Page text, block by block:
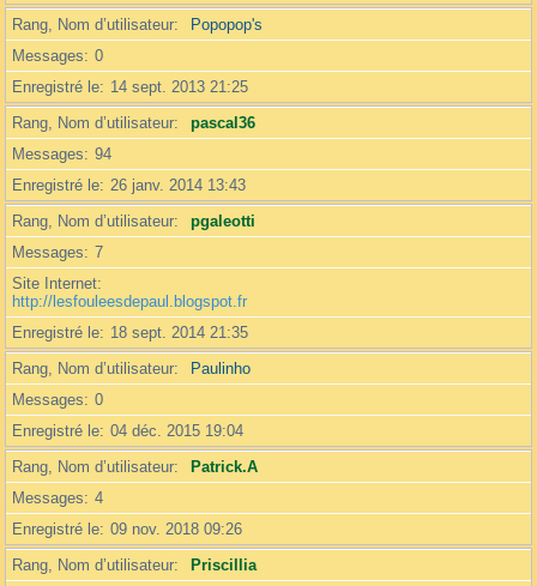
Rang, Nom d’utilisateur
Popopop's
Messages
0
Enregistré le
14 sept. 2013 21:25
Rang, Nom d’utilisateur
pascal36
Messages
94
Enregistré le 26 janv. 2014 13:43
Rang, Nom d’utilisateur
pgaleotti
Messages
7
Site Internet
http://lesfouleesdepaul.blogspot.fr
Enregistré le
18 sept. 2014 21:35
Rang, Nom d’utilisateur
Paulinho
Messages
0
Enregistré le 04 déc. 2015 19:04
Rang, Nom d’utilisateur
Patrick.A
Messages
4
Enregistré le 09 nov. 2018 09:26
Rang, Nom d’utilisateur
Priscillia